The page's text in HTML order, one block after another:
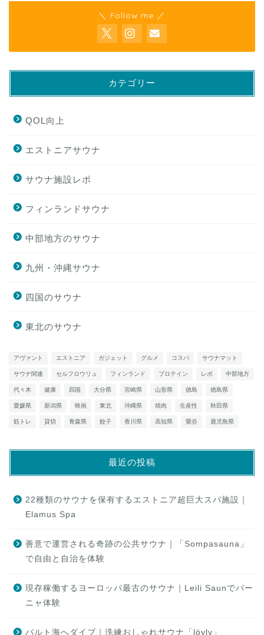
＼ Follow me ／
カテゴリー
QOL向上
エストニアサウナ
サウナ施設レポ
フィンランドサウナ
中部地方のサウナ
九州・沖縄サウナ
四国のサウナ
東北のサウナ
アヴァント エストニア ガジェット グルメ コスパ サウナマット
サウナ関連 セルフロウリュ フィンランド プロテイン レポ 中部地方
代々木 健康 四国 大分県 宮崎県 山形県 徳島 徳島県
愛媛県 新潟県 映画 東北 沖縄県 焼肉 生産性 秋田県
筋トレ 貸切 青森県 餃子 香川県 高知県 鶯谷 鹿児島県
最近の投稿
22種類のサウナを保有するエストニア超巨大スパ施設｜
Elamus Spa
善意で運営される奇跡の公共サウナ｜「Sompasauna」
で自由と自治を体験
現存稼働するヨーロッパ最古のサウナ｜Leili Saunでバー
ニャ体験
バルト海へダイブ｜洗練おしゃれサウナ「löyly」